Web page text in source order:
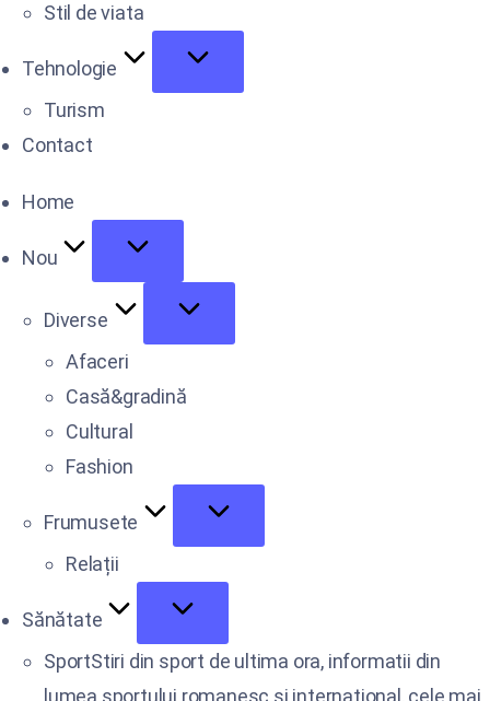
Stil de viata
Tehnologie
Turism
Contact
Home
Nou
Diverse
Afaceri
Casă&gradină
Cultural
Fashion
Frumusete
Relații
Sănătate
SportStiri din sport de ultima ora, informatii din
lumea sportului romanesc si international, cele mai